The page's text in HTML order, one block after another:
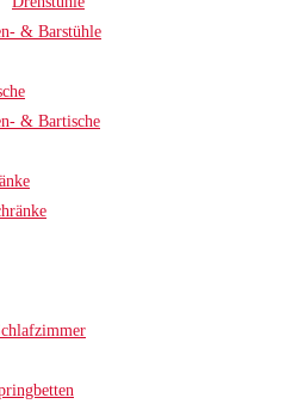
& Barstühle
& Bartische